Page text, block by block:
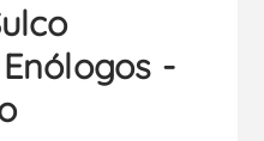
-